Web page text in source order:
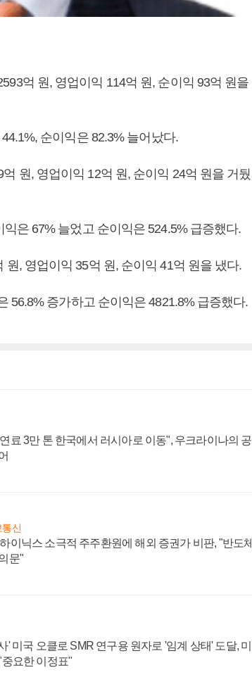
억 원, 영업이익 114억 원, 순이익 93억 원을
순이익은 82.3% 늘어났다.
원, 영업이익 12억 원, 순이익 24억 원을 거뒀
은 67% 늘었고 순이익은 524.5% 급증했다.
, 영업이익 35억 원, 순이익 41억 원을 냈다.
56.8% 증가하고 순이익은 4821.8% 급증했다.
료 3만 톤 한국에서 러시아로 이동", 우크라이나의 공
통신
이닉스 소극적 주주환원에 해외 증권가 비판, "반도체
문"
' 미국 오클로 SMR 연구용 원자로 '임계 상태' 도달, 미
요한 이정표"